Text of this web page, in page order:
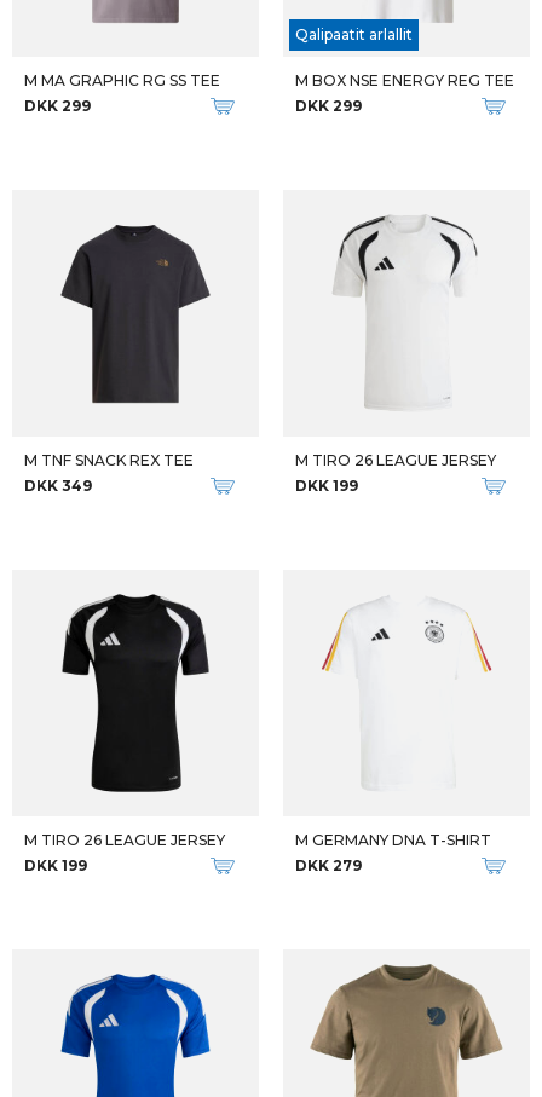
M MA GRAPHIC RG SS TEE
DKK 299
Qalipaatit arlallit
M BOX NSE ENERGY REG TEE
DKK 299
M TNF SNACK REX TEE
DKK 349
M TIRO 26 LEAGUE JERSEY
DKK 199
M TIRO 26 LEAGUE JERSEY
DKK 199
M GERMANY DNA T-SHIRT
DKK 279